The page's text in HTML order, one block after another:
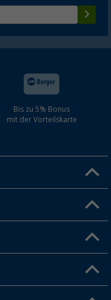
Bis zu 5% Bonus
mit der Vorteilskarte